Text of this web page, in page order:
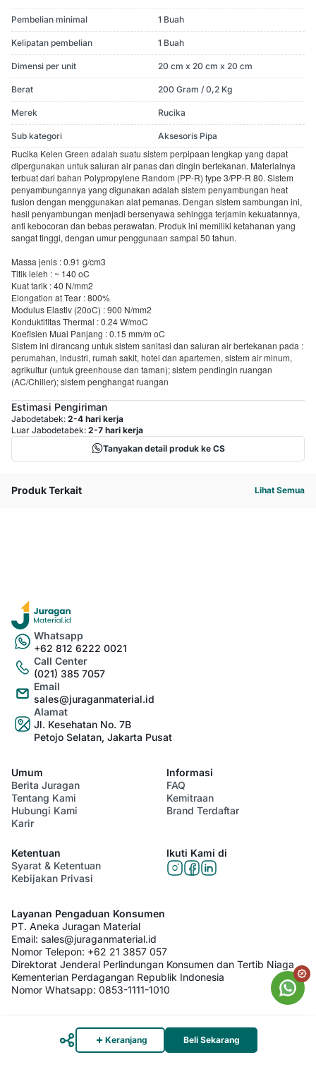
Pembelian minimal 1 Buah
Kelipatan pembelian 1 Buah
Dimensi per unit 20 cm x 20 cm x 20 cm
Berat 200 Gram / 0,2 Kg
Merek Rucika
Sub kategori Aksesoris Pipa
Rucika Kelen Green adalah suatu sistem perpipaan lengkap yang dapat
dipergunakan untuk saluran air panas dan dingin bertekanan. Materialnya
terbuat dari bahan Polypropylene Random (PP-R) type 3/PP-R 80. Sistem
penyambungannya yang digunakan adalah sistem penyambungan heat
fusion dengan menggunakan alat pemanas. Dengan sistem sambungan ini,
hasil penyambungan menjadi bersenyawa sehingga terjamin kekuatannya,
anti kebocoran dan bebas perawatan. Produk ini memiliki ketahanan yang
sangat tinggi, dengan umur penggunaan sampai 50 tahun.
Massa jenis : 0.91 g/cm3
Titik leleh : ~ 140 oC
Kuat tarik : 40 N/mm2
Elongation at Tear : 800%
Modulus Elastiv (20oC) : 900 N/mm2
Konduktifitas Thermal : 0.24 W/moC
Koefisien Muai Panjang : 0.15 mm/m oC
Sistem ini dirancang untuk sistem sanitasi dan saluran air bertekanan pada :
perumahan, industri, rumah sakit, hotel dan apartemen, sistem air minum,
agrikultur (untuk greenhouse dan taman); sistem pendingin ruangan
(AC/Chiller); sistem penghangat ruangan
Estimasi Pengiriman
Jabodetabek: 2-4 hari kerja
Luar Jabodetabek: 2-7 hari kerja
Tanyakan detail produk ke CS
Produk Terkait Lihat Semua
Whatsapp
+62 812 6222 0021
Call Center
(021) 385 7057
Email
sales@juraganmaterial.id
Alamat
Jl. Kesehatan No. 7B
Petojo Selatan, Jakarta Pusat
Umum
Berita Juragan
Tentang Kami
Hubungi Kami
Karir
Informasi
FAQ
Kemitraan
Brand Terdaftar
Ketentuan
Syarat & Ketentuan
Kebijakan Privasi
Ikuti Kami di
Layanan Pengaduan Konsumen
PT. Aneka Juragan Material
Email: sales@juraganmaterial.id
Nomor Telepon: +62 21 3857 057
Direktorat Jenderal Perlindungan Konsumen dan Tertib Niaga
Kementerian Perdagangan Republik Indonesia
Nomor Whatsapp: 0853-1111-1010
Keranjang Beli Sekarang